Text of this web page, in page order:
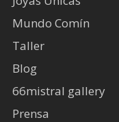
Mundo Comín
Taller
Blog
66mistral gallery
Prensa